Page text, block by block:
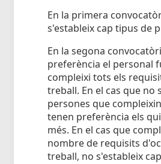
En la primera
s'estableix cap tipus de
En la segona
preferència el personal
compleixi tots els
treball. En el cas que no
persones que
tenen preferència els
més. En el cas que
nombre de requisits
treball, no s'estableix